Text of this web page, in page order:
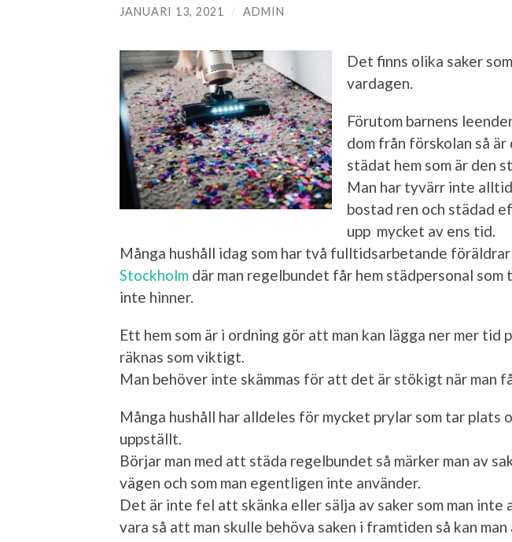
JANUARI 13, 2021 / ADMIN
Det finns olika saker
vardagen.
Förutom barnens
dom från förskolan så
städat hem som är den
Man har tyvärr inte
bostad ren och städad
upp mycket av ens tid.
Många hushåll idag som har två fulltidsarbetande
Stockholm där man regelbundet får hem städpersonal som
inte hinner.
Ett hem som är i ordning gör att man kan lägga ner mer tid
räknas som viktigt.
Man behöver inte skämmas för att det är stökigt när man
Många hushåll har alldeles för mycket prylar som tar plats
uppställt.
Börjar man med att städa regelbundet så märker man av
vägen och som man egentligen inte använder.
Det är inte fel att skänka eller sälja av saker som man inte
vara så att man skulle behöva saken i framtiden så kan